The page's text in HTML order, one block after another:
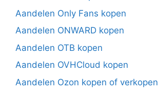
Aandelen Only Fans kopen
Aandelen ONWARD kopen
Aandelen OTB kopen
Aandelen OVHCloud kopen
Aandelen Ozon kopen of verkopen